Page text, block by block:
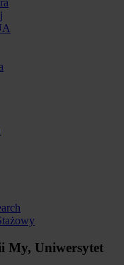
My, Uniwersytet